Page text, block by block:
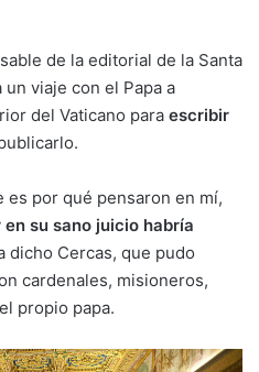
de la editorial de la Santa
un viaje con el Papa a
del Vaticano para escribir
es por qué pensaron en mí,
su sano juicio habría
dicho Cercas, que pudo
cardenales, misioneros,
propio papa.